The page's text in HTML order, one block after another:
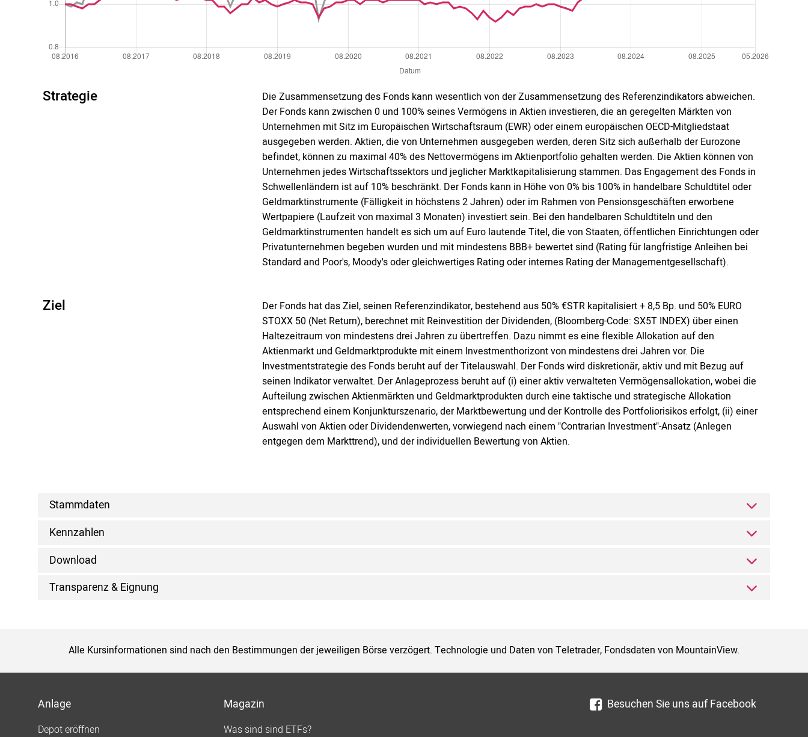
Strategie
Die Zusammensetzung des Fonds kann wesentlich von der Zusammensetzung des Referenzindikators abweichen.
Der Fonds kann zwischen 0 und 100% seines Vermögens in Aktien investieren, die an geregelten Märkten von
Unternehmen mit Sitz im Europäischen Wirtschaftsraum (EWR) oder einem europäischen OECD-Mitgliedstaat
ausgegeben werden. Aktien, die von Unternehmen ausgegeben werden, deren Sitz sich außerhalb der Eurozone
befindet, können zu maximal 40% des Nettovermögens im Aktienportfolio gehalten werden. Die Aktien können von
Unternehmen jedes Wirtschaftssektors und jeglicher Marktkapitalisierung stammen. Das Engagement des Fonds in
Schwellenländern ist auf 10% beschränkt. Der Fonds kann in Höhe von 0% bis 100% in handelbare Schuldtitel oder
Geldmarktinstrumente (Fälligkeit in höchstens 2 Jahren) oder im Rahmen von Pensionsgeschäften erworbene
Wertpapiere (Laufzeit von maximal 3 Monaten) investiert sein. Bei den handelbaren Schuldtiteln und den
Geldmarktinstrumenten handelt es sich um auf Euro lautende Titel, die von Staaten, öffentlichen Einrichtungen oder
Privatunternehmen begeben wurden und mit mindestens BBB+ bewertet sind (Rating für langfristige Anleihen bei
Standard and Poor's, Moody's oder gleichwertiges Rating oder internes Rating der Managementgesellschaft).
Ziel
Der Fonds hat das Ziel, seinen Referenzindikator, bestehend aus 50% €STR kapitalisiert + 8,5 Bp. und 50% EURO
STOXX 50 (Net Return), berechnet mit Reinvestition der Dividenden, (Bloomberg-Code: SX5T INDEX) über einen
Haltezeitraum von mindestens drei Jahren zu übertreffen. Dazu nimmt es eine flexible Allokation auf den
Aktienmarkt und Geldmarktprodukte mit einem Investmenthorizont von mindestens drei Jahren vor. Die
Investmentstrategie des Fonds beruht auf der Titelauswahl. Der Fonds wird diskretionär, aktiv und mit Bezug auf
seinen Indikator verwaltet. Der Anlageprozess beruht auf (i) einer aktiv verwalteten Vermögensallokation, wobei die
Aufteilung zwischen Aktienmärkten und Geldmarktprodukten durch eine taktische und strategische Allokation
entsprechend einem Konjunkturszenario, der Marktbewertung und der Kontrolle des Portfoliorisikos erfolgt, (ii) einer
Auswahl von Aktien oder Dividendenwerten, vorwiegend nach einem "Contrarian Investment"-Ansatz (Anlegen
entgegen dem Markttrend), und der individuellen Bewertung von Aktien.
Stammdaten
Kennzahlen
Download
Transparenz & Eignung
Alle Kursinformationen sind nach den Bestimmungen der jeweiligen Börse verzögert. Technologie und Daten von Teletrader, Fondsdaten von MountainView.
Anlage
Depot eröffnen
Magazin
Was sind sind ETFs?
Besuchen Sie uns auf Facebook